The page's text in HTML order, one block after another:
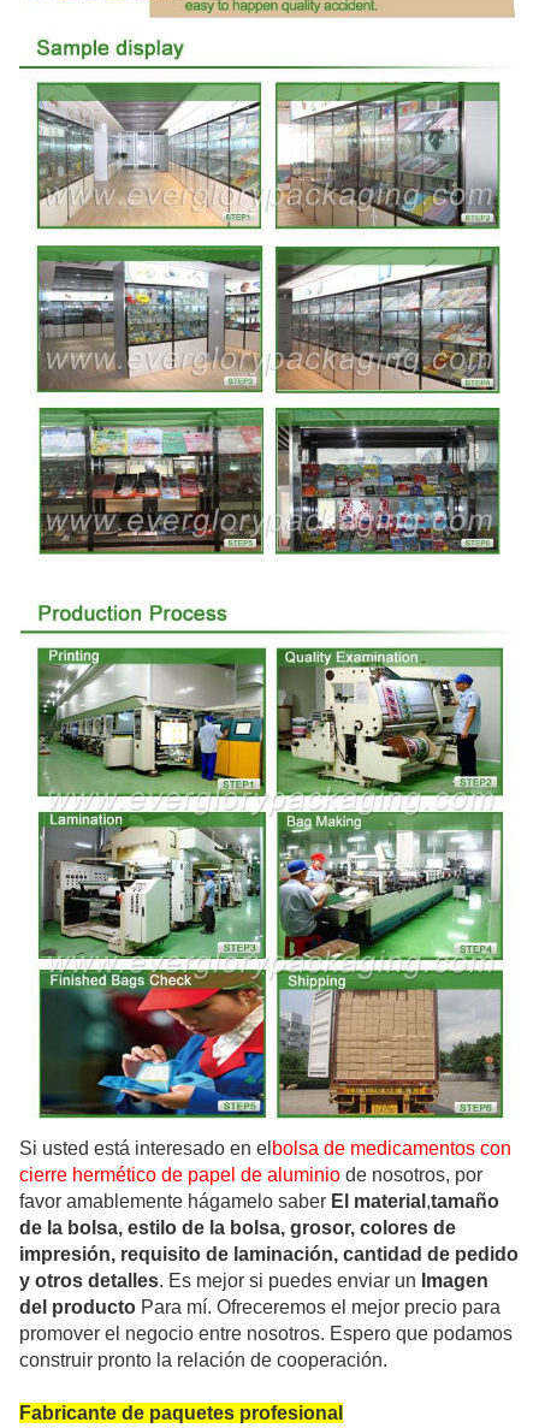
Si usted está interesado en el bolsa de medicamentos con
cierre hermético de papel de aluminio de nosotros, por
favor amablemente hágamelo saber El material ,tamaño
de la bolsa, estilo de la bolsa, grosor, colores de
impresión, requisito de laminación, cantidad de pedido
y otros detalles. Es mejor si puedes enviar un Imagen
del producto Para mí. Ofreceremos el mejor precio para
promover el negocio entre nosotros. Espero que podamos
construir pronto la relación de cooperación.
Fabricante de paquetes profesional